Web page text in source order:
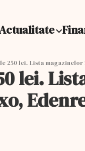
250 lei. Lista magazinelor
lei.